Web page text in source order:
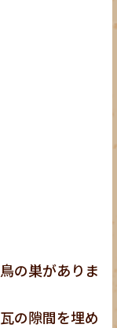
の巣がありま
の隙間を埋め